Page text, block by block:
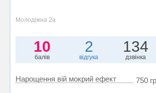
Молодіжна 2а
10
балів
2
відгука
134
дзвінка
Нарощення вій мокрий ефект 750